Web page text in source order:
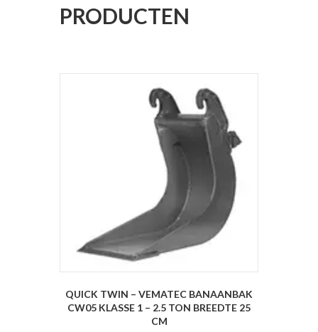
PRODUCTEN
QUICK TWIN – VEMATEC BANAANBAK
CW05 KLASSE 1 – 2.5 TON BREEDTE 25
CM